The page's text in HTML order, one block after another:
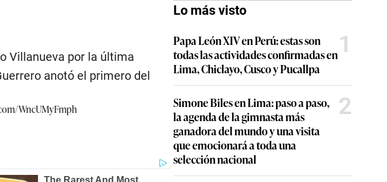
Villanueva por la última
anotó el primero del
WncUMyFmph
Lo más visto
Papa León XIV en Perú: estas son
todas las actividades confirmadas en
Lima, Chiclayo, Cusco y Pucallpa
1
Simone Biles en Lima: paso a paso,
la agenda de la gimnasta más
ganadora del mundo y una visita
que emocionará a toda una
selección nacional
2